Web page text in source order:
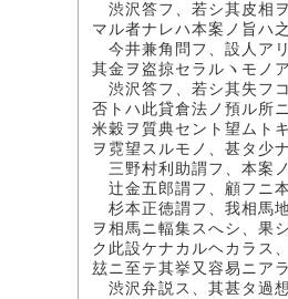
渋沢答フ、若シ其皮相
マル者ナレハ本案ノ旨ハ
今井兼角問フ、設人ア
其金ヲ盗掠セラルヽモノ
渋沢答フ、若シ其失フ
否トハ此貸倉法ノ預ル所
米穀ヲ質典セント望ムト
ヲ霓望スルモノ、甚タ少
三野村利助謂フ、本案
辻金五郎謂フ、顧フニ
杉本正徳謂フ、我相馬
ヲ相馬ニ輻集スへシ、果
ク此設ケナカルヘカラス
玆ニ至テ其挙又容易ニア
渋沢弁説ス、其甚タ過